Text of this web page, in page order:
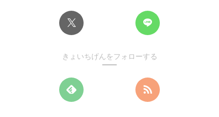
きょいちげんをフォローする